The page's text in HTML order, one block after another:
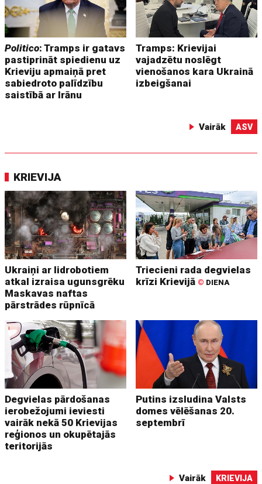
Politico: Tramps ir gatavs
pastiprināt spiedienu uz
Krieviju apmaiņā pret
sabiedroto palīdzību
saistībā ar Irānu
Tramps: Krievijai
vajadzētu noslēgt
vienošanos kara Ukrainā
izbeigšanai
Vairāk ASV
KRIEVIJA
Ukraiņi ar lidrobotiem
atkal izraisa ugunsgrēku
Maskavas naftas
pārstrādes rūpnīcā
Triecieni rada degvielas
krīzi Krievijā © DIENA
Degvielas pārdošanas
ierobežojumi ieviesti
vairāk nekā 50 Krievijas
reģionos un okupētajās
teritorijās
Putins izsludina Valsts
domes vēlēšanas 20.
septembrī
Vairāk KRIEVIJA